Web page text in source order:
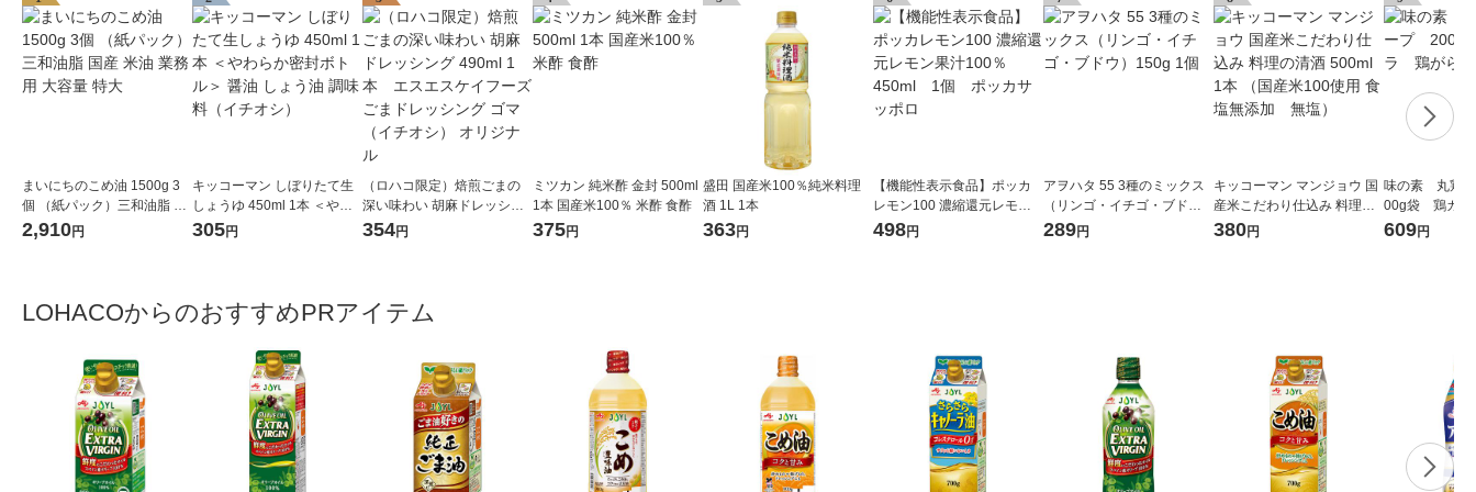
まいにちのこめ油 1500g 3
個 （紙パック）三和油脂 国
産 米油 業務用 大容量 特大
2,910円
キッコーマン しぼりたて生
しょうゆ 450ml 1本 ＜やわ
らか密封ボトル＞ 醤油 しょ
305円
（ロハコ限定）焙煎ごまの
深い味わい 胡麻ドレッシン
グ 490ml 1本 エスエスケイ
354円
ミツカン 純米酢 金封 500ml
1本 国産米100％ 米酢 食酢
375円
盛田 国産米100％純米料理
酒 1L 1本
363円
【機能性表示食品】ポッカ
レモン100 濃縮還元レモン
果汁100％ 450ml 1個 ポ
498円
アヲハタ 55 3種のミックス
（リンゴ・イチゴ・ブド
ウ）150g 1個
289円
キッコーマン マンジョウ 国
産米こだわり仕込み 料理の
清酒 500ml 1本 （国産米100
380円
味の素 丸鶏
00g袋 鶏ガ
プの素
609円
LOHACOからのおすすめPRアイテム